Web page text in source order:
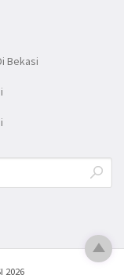
Bekasi
2026